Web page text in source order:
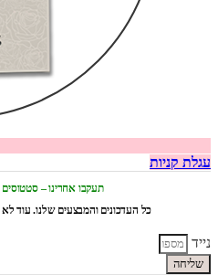
עגלת קניות
תעקבו אחרינו –
כל העדכונים והמבצעים שלנו. עוד
נייד
שליחה